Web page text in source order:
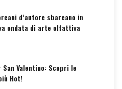
d’autore sbarcano in
ondata di arte olfattiva
San Valentino: Scopri le
Hot!